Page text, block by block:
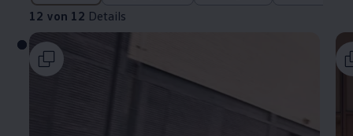
12 von 12 Details